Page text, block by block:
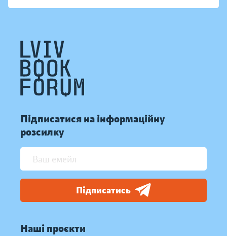
Підписатися на інформаційну
розсилку
Підписатись
Наші проєкти